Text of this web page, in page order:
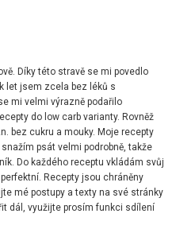
Díky této stravě se mi povedlo
let jsem zcela bez léků s
mi velmi výrazně podařilo
do low carb varianty. Rovněž
bez cukru a mouky. Moje recepty
psát velmi podrobně, takže
Do každého receptu vkládám svůj
Recepty jsou chráněny
mé postupy a texty na své stránky
dál, využijte prosím funkci sdílení